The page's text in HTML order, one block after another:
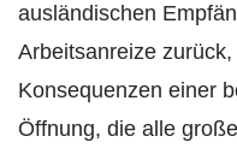
ausländischen
Arbeitsanreize
Konsequenzen einer
Öffnung, die alle